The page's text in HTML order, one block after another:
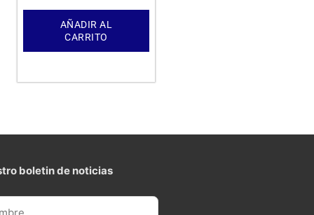
AÑADIR AL
CARRITO
boletin de noticias